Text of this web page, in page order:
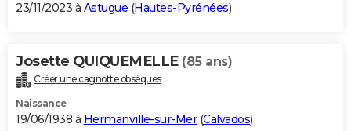
23/11/2023 à Astugue (Hautes-Pyrénées)
Josette QUIQUEMELLE (85 ans)
Créer une cagnotte obsèques
Naissance
19/06/1938 à Hermanville-sur-Mer(Calvados)